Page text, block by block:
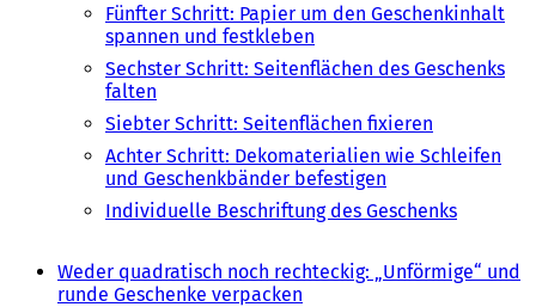
Fünf­ter Schritt: Papier um den Geschenk­in­halt
span­nen und fest­kle­ben
Sechs­ter Schritt: Seiten­flä­chen des Geschenks
falten
Sieb­ter Schritt: Seiten­flä­chen fixie­ren
Achter Schritt: Deko­ma­te­ria­li­en wie Schlei­fen
und Geschenk­bän­der befes­ti­gen
Indi­vi­du­el­le Beschrif­tung des Geschenks
Weder quadra­tisch noch recht­eckig: „Unför­mi­ge“ und
runde Geschen­ke verpa­cken